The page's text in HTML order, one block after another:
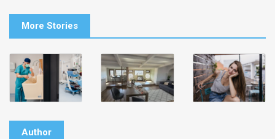
More Stories
Author